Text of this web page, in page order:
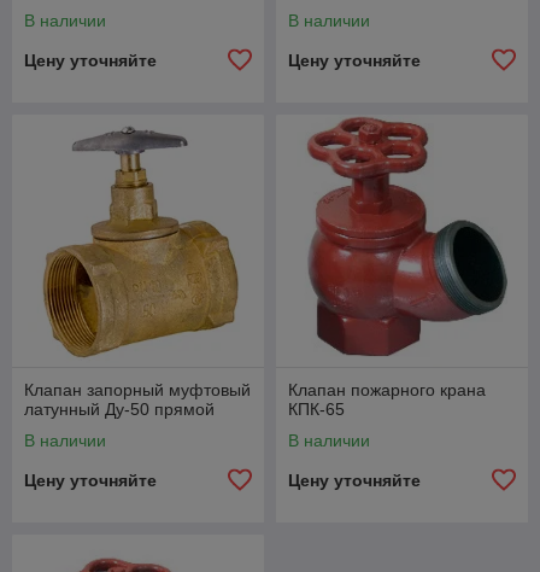
В наличии
Цену уточняйте
В наличии
Цену уточняйте
Клапан запорный муфтовый
латунный Ду-50 прямой
В наличии
Цену уточняйте
Клапан пожарного крана
КПК-65
В наличии
Цену уточняйте